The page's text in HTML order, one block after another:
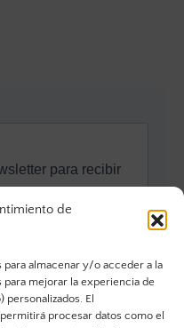
de
almacenar y/o acceder a la
mejorar la experiencia de
El
procesar datos como el